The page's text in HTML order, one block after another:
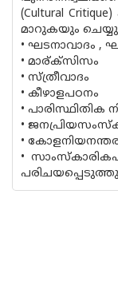
(Cultural
മാറുകയും
• ഘടനാവാദം ,
• മാര്ക്സിസം
• സ്ത്രീവാദം
• കീഴാളപഠനം
• പാരിസ്ഥിതിക
•
•
•